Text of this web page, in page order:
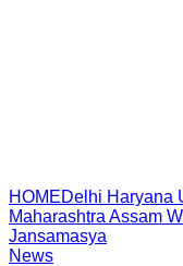
HOMEDelhi Haryana
Maharashtra Assam
Jansamasya
News